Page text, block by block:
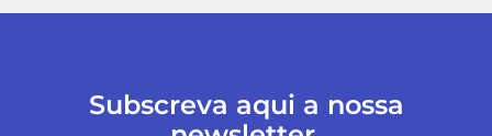
Subscreva aqui a nossa